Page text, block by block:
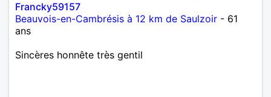
Francky59157
Beauvois-en-Cambrésis à 12 km de Saulzoir - 61
ans
Sincères honnête très gentil